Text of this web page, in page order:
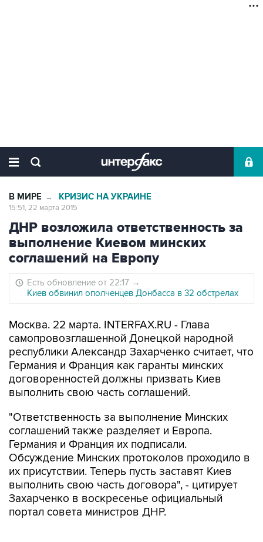
В МИРЕ → КРИЗИС НА УКРАИНЕ
15:51, 22 марта 2015
ДНР возложила ответственность за
выполнение Киевом минских
соглашений на Европу
Есть обновление от 22:17 →
Киев обвинил ополченцев Донбасса в 32 обстрелах
Москва. 22 марта. INTERFAX.RU - Глава
самопровозглашенной Донецкой народной
республики Александр Захарченко считает, что
Германия и Франция как гаранты минских
договоренностей должны призвать Киев
выполнить свою часть соглашений.
"Ответственность за выполнение Минских
соглашений также разделяет и Европа.
Германия и Франция их подписали.
Обсуждение Минских протоколов проходило в
их присутствии. Теперь пусть заставят Киев
выполнить свою часть договора", - цитирует
Захарченко в воскресенье официальный
портал совета министров ДНР.